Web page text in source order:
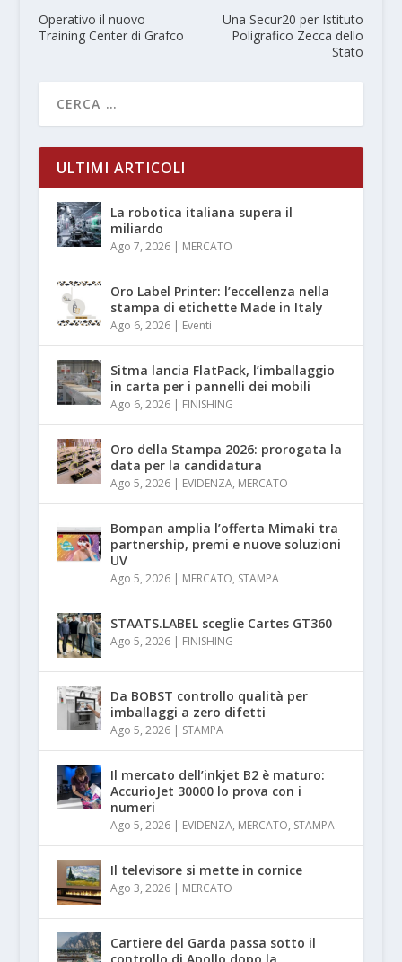
Operativo il nuovo
Training Center di Grafco
Una Secur20 per Istituto
Poligrafico Zecca dello
Stato
ULTIMI ARTICOLI
La robotica italiana supera il
miliardo
Ago 7, 2026| MERCATO
Oro Label Printer: l’eccellenza nella
stampa di etichette Made in Italy
Ago 6, 2026| Eventi
Sitma lancia FlatPack, l’imballaggio
in carta per i pannelli dei mobili
Ago 6, 2026| FINISHING
Oro della Stampa 2026: prorogata la
data per la candidatura
Ago 5, 2026| EVIDENZA, MERCATO
Bompan amplia l’offerta Mimaki tra
partnership, premi e nuove soluzioni
UV
Ago 5, 2026| MERCATO, STAMPA
STAATS.LABEL sceglie Cartes GT360
Ago 5, 2026| FINISHING
Da BOBST controllo qualità per
imballaggi a zero difetti
Ago 5, 2026| STAMPA
Il mercato dell’inkjet B2 è maturo:
AccurioJet 30000 lo prova con i
numeri
Ago 5, 2026| EVIDENZA, MERCATO, STAMPA
Il televisore si mette in cornice
Ago 3, 2026| MERCATO
Cartiere del Garda passa sotto il